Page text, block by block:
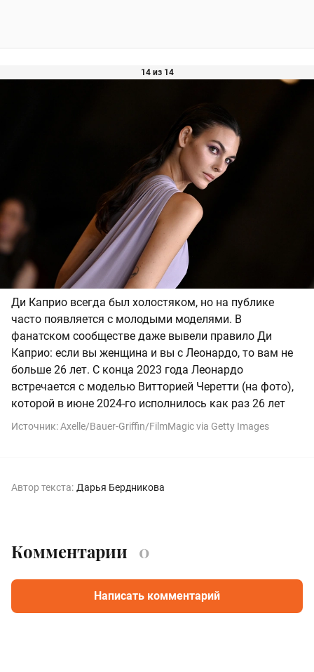
14 из 14
Ди Каприо всегда был холостяком, но на публике
часто появляется с молодыми моделями. В
фанатском сообществе даже вывели правило Ди
Каприо: если вы женщина и вы с Леонардо, то вам не
больше 26 лет. С конца 2023 года Леонардо
встречается с моделью Витторией Черетти (на фото),
которой в июне 2024-го исполнилось как раз 26 лет
Источник:Axelle/Bauer-Griffin/FilmMagic via Getty Images
Автор текста: Дарья Бердникова
Комментарии 0
Написать комментарий